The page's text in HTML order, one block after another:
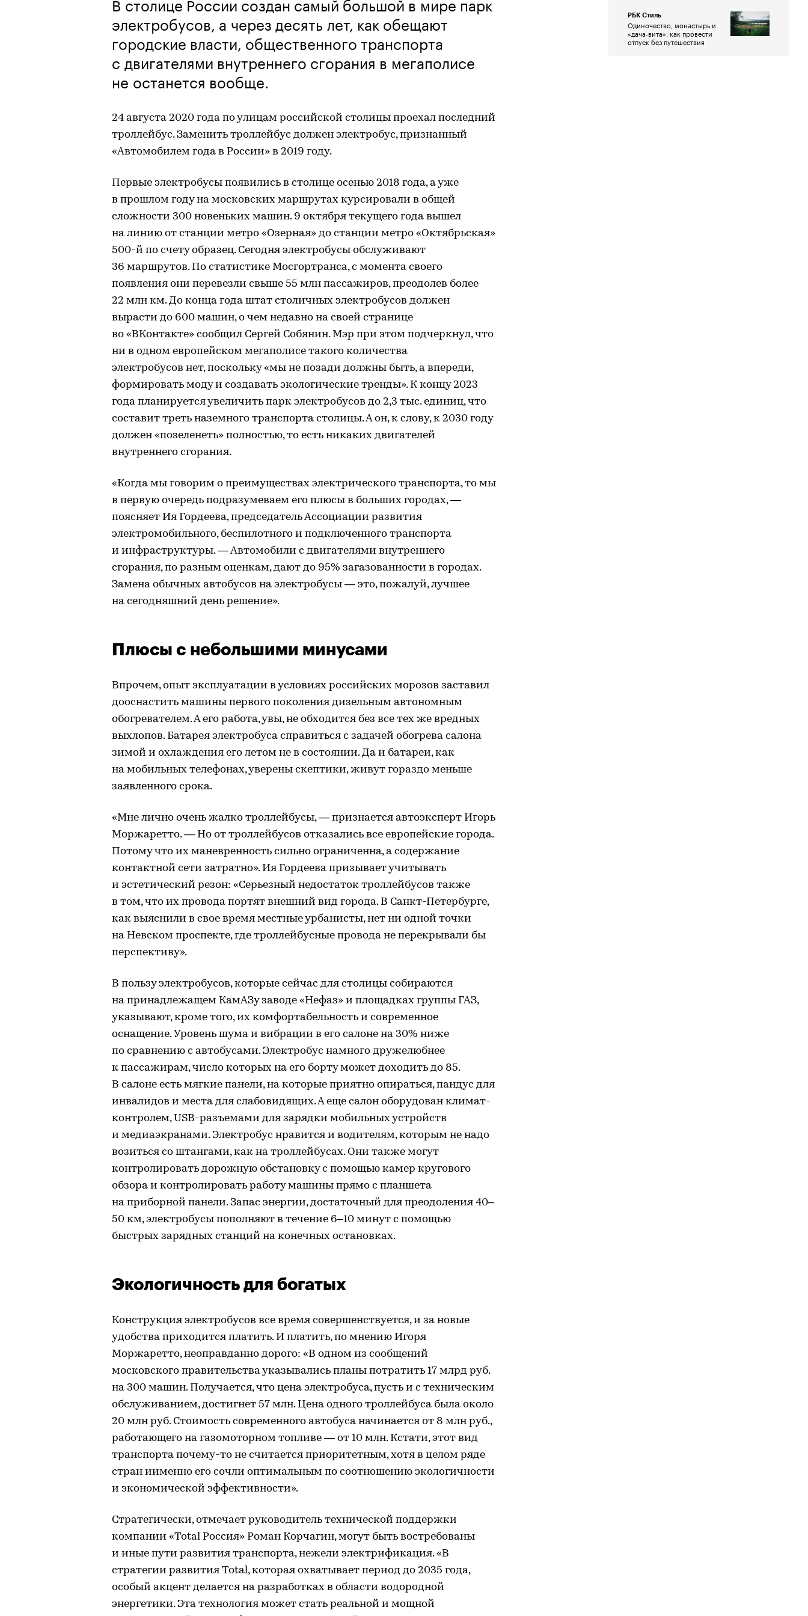
электробусов, а через десять лет, как обещают
городские власти, общественного транспорта
с двигателями внутреннего сгорания в мегаполисе
не останется вообще.
24 августа 2020 года по улицам российской столицы проехал последний
троллейбус. Заменить троллейбус должен электробус, признанный
«Автомобилем года в России» в 2019 году.
Первые электробусы появились в столице осенью 2018 года, а уже
в прошлом году на московских маршрутах курсировали в общей
сложности 300 новеньких машин. 9 октября текущего года вышел
на линию от станции метро «Озерная» до станции метро «Октябрьская»
500-й по счету образец. Сегодня электробусы обслуживают
36 маршрутов. По статистике Мосгортранса, с момента своего
появления они перевезли свыше 55 млн пассажиров, преодолев более
22 млн км. До конца года штат столичных электробусов должен
вырасти до 600 машин, о чем недавно на своей странице
во «ВКонтакте» сообщил Сергей Собянин. Мэр при этом подчеркнул, что
ни в одном европейском мегаполисе такого количества
электробусов нет, поскольку «мы не позади должны быть, а впереди,
формировать моду и создавать экологические тренды». К концу 2023
года планируется увеличить парк электробусов до 2,3 тыс. единиц, что
составит треть наземного транспорта столицы. А он, к слову, к 2030 году
должен «позеленеть» полностью, то есть никаких двигателей
внутреннего сгорания.
«Когда мы говорим о преимуществах электрического транспорта, то мы
в первую очередь подразумеваем его плюсы в больших городах, —
поясняет Ия Гордеева, председатель Ассоциации развития
электромобильного, беспилотного и подключенного транспорта
и инфраструктуры. — Автомобили с двигателями внутреннего
сгорания, по разным оценкам, дают до 95% загазованности в городах.
Замена обычных автобусов на электробусы — это, пожалуй, лучшее
на сегодняшний день решение».
Плюсы с небольшими минусами
Впрочем, опыт эксплуатации в условиях российских морозов заставил
дооснастить машины первого поколения дизельным автономным
обогревателем. А его работа, увы, не обходится без все тех же вредных
выхлопов. Батарея электробуса справиться с задачей обогрева салона
зимой и охлаждения его летом не в состоянии. Да и батареи, как
на мобильных телефонах, уверены скептики, живут гораздо меньше
заявленного срока.
«Мне лично очень жалко троллейбусы, — признается автоэксперт Игорь
Моржаретто. — Но от троллейбусов отказались все европейские города.
Потому что их маневренность сильно ограниченна, а содержание
контактной сети затратно». Ия Гордеева призывает учитывать
и эстетический резон: «Серьезный недостаток троллейбусов также
в том, что их провода портят внешний вид города. В Санкт-Петербурге,
как выяснили в свое время местные урбанисты, нет ни одной точки
на Невском проспекте, где троллейбусные провода не перекрывали бы
перспективу».
В пользу электробусов, которые сейчас для столицы собираются
на принадлежащем КамАЗу заводе «Нефаз» и площадках группы ГАЗ,
указывают, кроме того, их комфортабельность и современное
оснащение. Уровень шума и вибрации в его салоне на 30% ниже
по сравнению с автобусами. Электробус намного дружелюбнее
к пассажирам, число которых на его борту может доходить до 85.
В салоне есть мягкие панели, на которые приятно опираться, пандус для
инвалидов и места для слабовидящих. А еще салон оборудован климат-
контролем, USB-разъемами для зарядки мобильных устройств
и медиаэкранами. Электробус нравится и водителям, которым не надо
возиться со штангами, как на троллейбусах. Они также могут
контролировать дорожную обстановку с помощью камер кругового
обзора и контролировать работу машины прямо с планшета
на приборной панели. Запас энергии, достаточный для преодоления 40–
50 км, электробусы пополняют в течение 6–10 минут с помощью
быстрых зарядных станций на конечных остановках.
Экологичность для богатых
Конструкция электробусов все время совершенствуется, и за новые
удобства приходится платить. И платить, по мнению Игоря
Моржаретто, неоправданно дорого: «В одном из сообщений
московского правительства указывались планы потратить 17 млрд руб.
на 300 машин. Получается, что цена электробуса, пусть и с техническим
обслуживанием, достигнет 57 млн. Цена одного троллейбуса была около
20 млн руб. Стоимость современного автобуса начинается от 8 млн руб.,
работающего на газомоторном топливе — от 10 млн. Кстати, этот вид
транспорта почему-то не считается приоритетным, хотя в целом ряде
стран иименно его сочли оптимальным по соотношению экологичности
и экономической эффективности».
Стратегически, отмечает руководитель технической поддержки
компании «Total Россия» Роман Корчагин, могут быть востребованы
и иные пути развития транспорта, нежели электрификация. «В
стратегии развития Total, которая охватывает период до 2035 года,
особый акцент делается на разработках в области водородной
энергетики. Эта технология может стать реальной и мощной
РБК Стиль
Одиночество, монастырь и
«дача-вита»: как провести
отпуск без путешествия